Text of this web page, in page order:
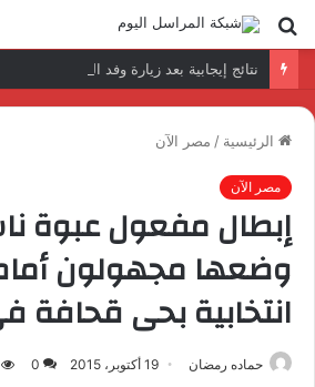
بحث
عن
الرئيسية / مصر الآن
مصر الآن
إبطال مفعول عبوة
وضعها مجهولون
انتخابية بحى قحافة
حماده رمضان 19 أكتوبر، 2015 0